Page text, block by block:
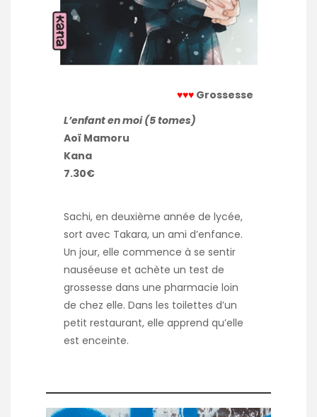
♥♥♥Grossesse
L’enfant en moi (5 tomes)
Aoï Mamoru
Kana
7.30€
Sachi, en deuxième année de lycée,
sort avec Takara, un ami d’enfance.
Un jour, elle commence à se sentir
nauséeuse et achète un test de
grossesse dans une pharmacie loin
de chez elle. Dans les toilettes d’un
petit restaurant, elle apprend qu’elle
est enceinte.